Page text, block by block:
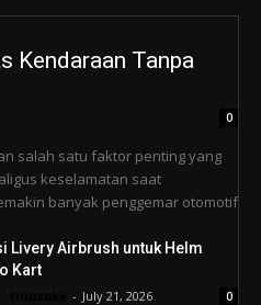
Kendaraan Tanpa
0
salah satu faktor penting yang
keselamatan saat
banyak penggemar otomotif
Livery Airbrush untuk Helm
Kart
- July 21, 2026 0